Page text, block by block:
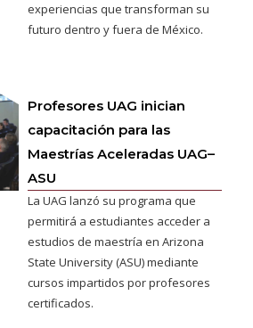
experiencias que transforman su
futuro dentro y fuera de México.
Profesores UAG inician
capacitación para las
Maestrías Aceleradas UAG–
ASU
La UAG lanzó su programa que
permitirá a estudiantes acceder a
estudios de maestría en Arizona
State University (ASU) mediante
cursos impartidos por profesores
certificados.